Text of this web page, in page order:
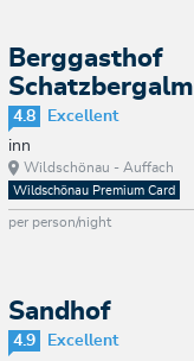
Berggasthof
Schatzbergalm
4.8
Excellent
inn
Wildschönau - Auffach
Wildschönau Premium Card
per person/night
Sandhof
4.9
Excellent